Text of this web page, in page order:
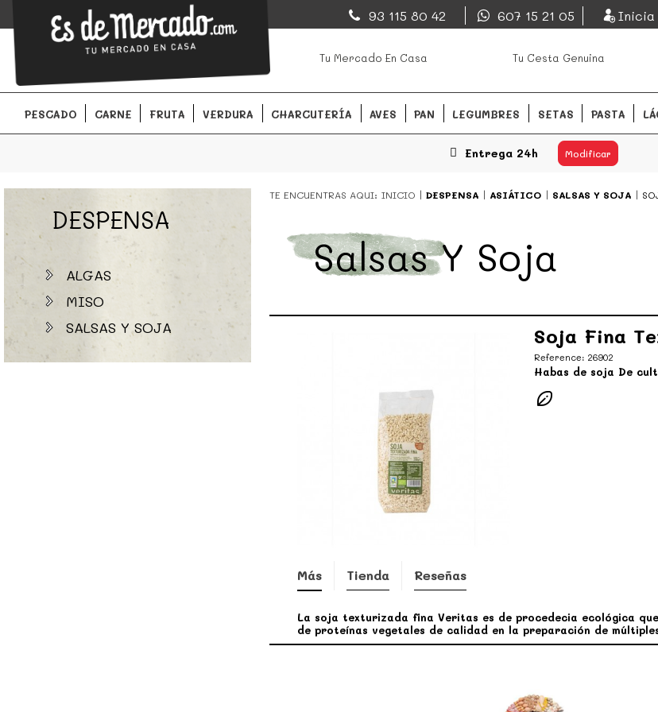
EsDeMercado.com
EsDeMercado.comte lleva a casa los mejores productos de los mejores mercados de
Barcelona y de productores locales.
Barcelona y de
93 115 80 42 607 15 21 05 Inicia
Tu Mercado En Casa Tu Cesta Genuina
PESCADO CARNE FRUTA VERDURA CHARCUTERÍA AVES PAN LEGUMBRES SETAS PASTA
Entrega 24h Modificar
DESPENSA
ALGAS
MISO
SALSAS Y SOJA
TE ENCUENTRAS AQUI: INICIO DESPENSA ASIÁTICO SALSAS Y SOJA
Salsas Y Soja
Soja Fina
Reference: 26902
Habas de soja De
Más Tienda Reseñas
La soja texturizada fina Veritas es de procedecia ecológica
de proteínas vegetales de calidad en la preparación de